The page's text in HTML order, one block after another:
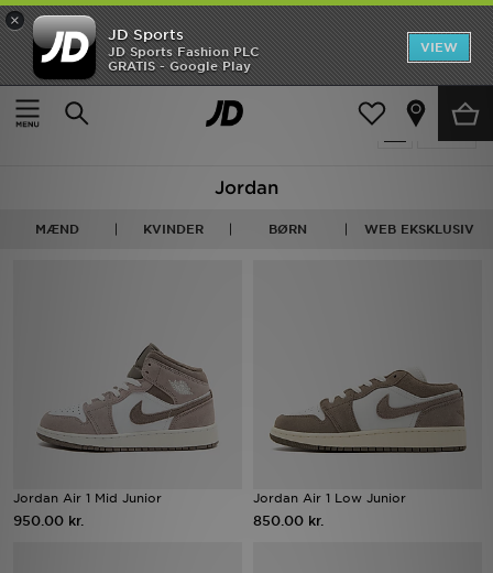
×
JD Sports
JD Sports Fashion PLC
GRATIS - Google Play
VIEW
Hjem
Jordan
325 Produkter fundet
Jordan
MÆND KVINDER BØRN WEB EKSKLUSIV
Jordan Air 1 Mid Junior
950.00 kr.
Jordan Air 1 Low Junior
850.00 kr.
Hjem
Udsalg
Damer
Fodbold
Sport